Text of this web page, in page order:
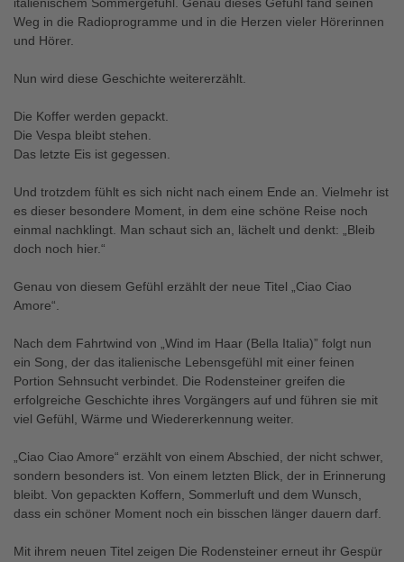
Weg in die Radioprogramme und in die Herzen vieler Hörerinnen
und Hörer.
Nun wird diese Geschichte weitererzählt.
Die Koffer werden gepackt.
Die Vespa bleibt stehen.
Das letzte Eis ist gegessen.
Und trotzdem fühlt es sich nicht nach einem Ende an. Vielmehr ist
es dieser besondere Moment, in dem eine schöne Reise noch
einmal nachklingt. Man schaut sich an, lächelt und denkt: „Bleib
doch noch hier.“
Genau von diesem Gefühl erzählt der neue Titel „Ciao Ciao
Amore“.
Nach dem Fahrtwind von „Wind im Haar (Bella Italia)” folgt nun
ein Song, der das italienische Lebensgefühl mit einer feinen
Portion Sehnsucht verbindet. Die Rodensteiner greifen die
erfolgreiche Geschichte ihres Vorgängers auf und führen sie mit
viel Gefühl, Wärme und Wiedererkennung weiter.
„Ciao Ciao Amore“ erzählt von einem Abschied, der nicht schwer,
sondern besonders ist. Von einem letzten Blick, der in Erinnerung
bleibt. Von gepackten Koffern, Sommerluft und dem Wunsch,
dass ein schöner Moment noch ein bisschen länger dauern darf.
Mit ihrem neuen Titel zeigen Die Rodensteiner erneut ihr Gespür